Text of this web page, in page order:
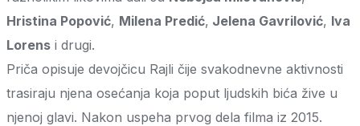
Hristina Popović, Milena Predić, Jelena Gavrilović, Iva
Lorens i drugi.
Priča opisuje devojčicu Rajli čije svakodnevne aktivnosti
trasiraju njena osećanja koja poput ljudskih bića žive u
njenoj glavi. Nakon uspeha prvog dela filma iz 2015.